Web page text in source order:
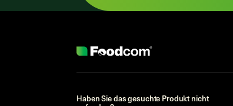
Haben Sie das gesuchte Produkt nicht